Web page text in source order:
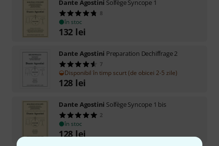
Dante Agostini Solfège Syncope 1
8
în stoc
132 lei
Dante Agostini Preparation Dechiffrage 2
7
Disponibil în timp scurt (de obicei 2-5 zile)
128 lei
Dante Agostini Solfège Syncope 1 bis
2
în stoc
128 lei